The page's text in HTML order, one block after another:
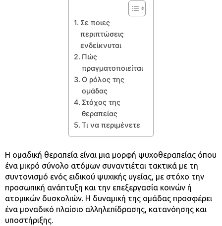
Σε ποιες
περιπτώσεις
ενδείκνυται
Πώς
πραγματοποιείται
Ο ρόλος της
ομάδας
Στόχος της
θεραπείας
Τι να περιμένετε
Η ομαδική θεραπεία είναι μια μορφή ψυχοθεραπείας όπου
ένα μικρό σύνολο ατόμων συναντιέται τακτικά με τη
συντονισμό ενός ειδικού ψυχικής υγείας, με στόχο την
προσωπική ανάπτυξη και την επεξεργασία κοινών ή
ατομικών δυσκολιών. Η δυναμική της ομάδας προσφέρει
ένα μοναδικό πλαίσιο αλληλεπίδρασης, κατανόησης και
υποστήριξης.